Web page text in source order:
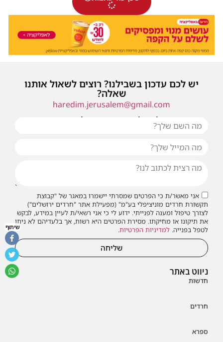
ניווט באתר
חדשות
חרדים
ספרא
יש לכם עדכון בשבילנו? רוצים לשאול אותנו
שאלה?
haredim.jerusalem@gmail.com
או שילחו אלינו פנייה ונחזור אליכם בהקדם
אני מאשר/ת כי הפרטים שמסרתי יישמרו במאגר של "קבוצת
תקשורת חרדים מוניציפלי בע"מ" (מפעילת אתר "חרדים ירושלים")
לצורך טיפול ומענה לפנייתי. ידוע לי כי אני רשאי/ת לעיין במידע, לבקש
את תיקונו או מחיקתו. מסירת הפרטים היא רשות, אך בלעדיהם לא ניתן
לטפל בפנייה. למדיניות הפרטיות.
שליחה
שיתוף